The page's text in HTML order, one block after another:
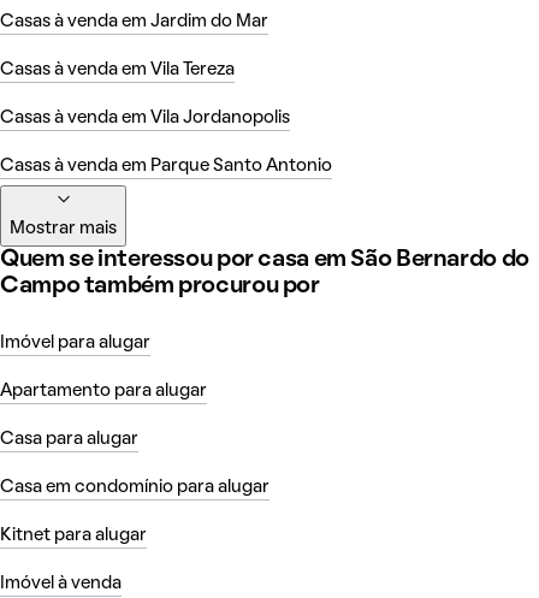
Casas à venda em Jardim do Mar
Casas à venda em Vila Tereza
Casas à venda em Vila Jordanopolis
Casas à venda em Parque Santo Antonio
Mostrar mais
Quem se interessou por casa em São Bernardo do
Campo também procurou por
Imóvel para alugar
Apartamento para alugar
Casa para alugar
Casa em condomínio para alugar
Kitnet para alugar
Imóvel à venda